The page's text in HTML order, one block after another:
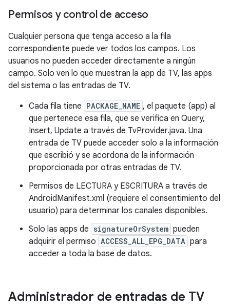
Permisos y control de acceso
Cualquier persona que tenga acceso a la fila
correspondiente puede ver todos los campos. Los
usuarios no pueden acceder directamente a ningún
campo. Solo ven lo que muestran la app de TV, las apps
del sistema o las entradas de TV.
Cada fila tiene PACKAGE_NAME , el paquete (app) al
que pertenece esa fila, que se verifica en Query,
Insert, Update a través de TvProvider.java. Una
entrada de TV puede acceder solo a la información
que escribió y se acordona de la información
proporcionada por otras entradas de TV.
Permisos de LECTURA y ESCRITURA a través de
AndroidManifest.xml (requiere el consentimiento del
usuario) para determinar los canales disponibles.
Solo las apps de signatureOrSystem pueden
adquirir el permiso ACCESS_ALL_EPG_DATA para
acceder a toda la base de datos.
Administrador de entradas de TV